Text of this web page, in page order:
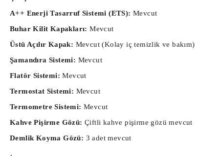
A++ Enerji Tasarruf Sistemi (ETS): Mevcut
Buhar Kilit Kapakları: Mevcut
Üstü Açılır Kapak: Mevcut (Kolay iç temizlik ve bakım)
Şamandıra Sistemi: Mevcut
Flatör Sistemi: Mevcut
Termostat Sistemi: Mevcut
Termometre Sistemi: Mevcut
Kahve Pişirme Gözü: Çiftli kahve pişirme gözü mevcut
Demlik Koyma Gözü: 3 adet mevcut